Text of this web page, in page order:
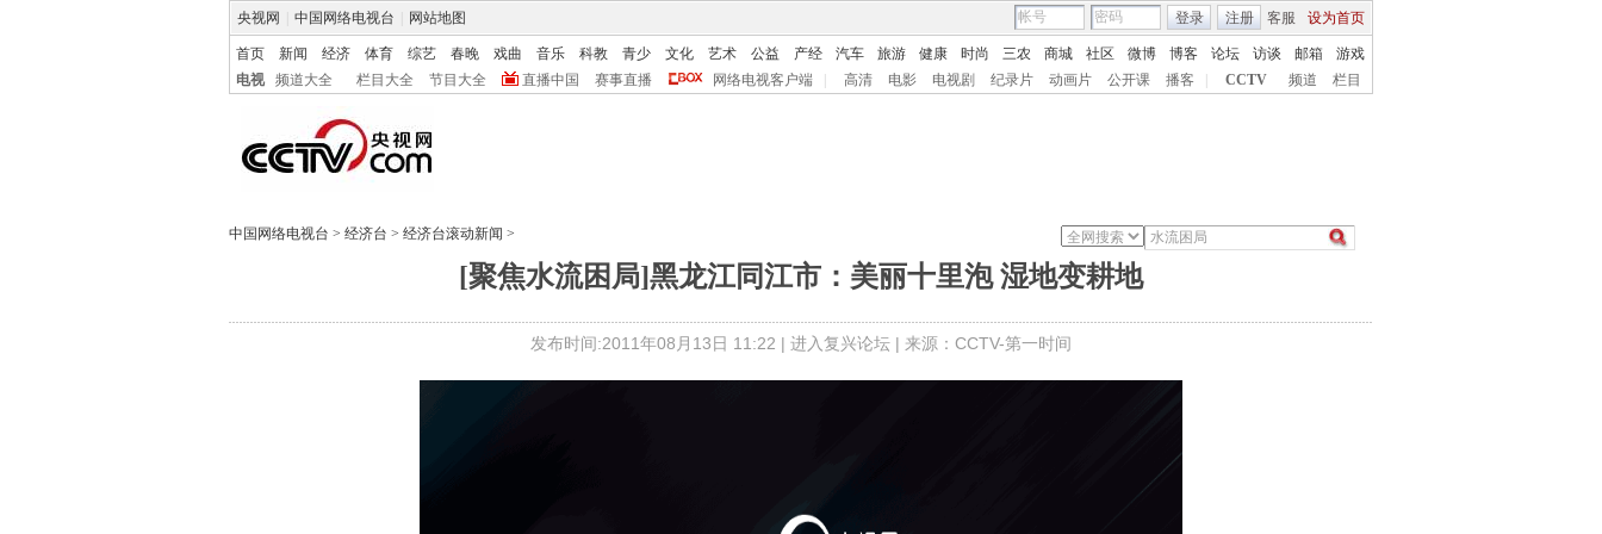
央视网 中国网络电视台 网站地图 客服 设为首页
登录 注册
首页 新闻 经济 体育 综艺 春晚 戏曲 音乐 科教 青少 文化 艺术 公益 产经 汽车 旅游 健康 时尚 三农 商城 社区 微博 博客 论坛 访谈 邮箱
游戏
电视
频道大全 栏目大全 节目大全 直播中国 赛事直播 网络电视客户端 高清 电影 电视剧 纪录片 动画片 公开课 播客 CCTV 频道 栏目
中国网络电视台 > 经济台 > 经济台滚动新闻 >
[聚焦水流困局]黑龙江同江市：美丽十里泡 湿地变耕地
发布时间:2011年08月13日 11:22 | 进入复兴论坛 | 来源：CCTV-第一时间